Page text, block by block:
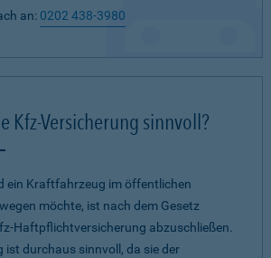
an: 0202 438-3980
Kfz-Versicherung sinnvoll?
ein Kraftfahrzeug im öffentlichen
möchte, ist nach dem Gesetz
Haftpflichtversicherung abzuschließen.
ist durchaus sinnvoll, da sie der